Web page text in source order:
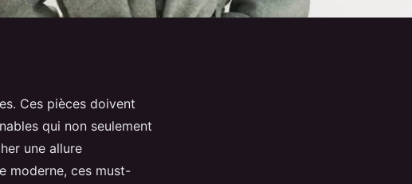
Ces pièces doivent
qui non seulement
une allure
moderne, ces must-